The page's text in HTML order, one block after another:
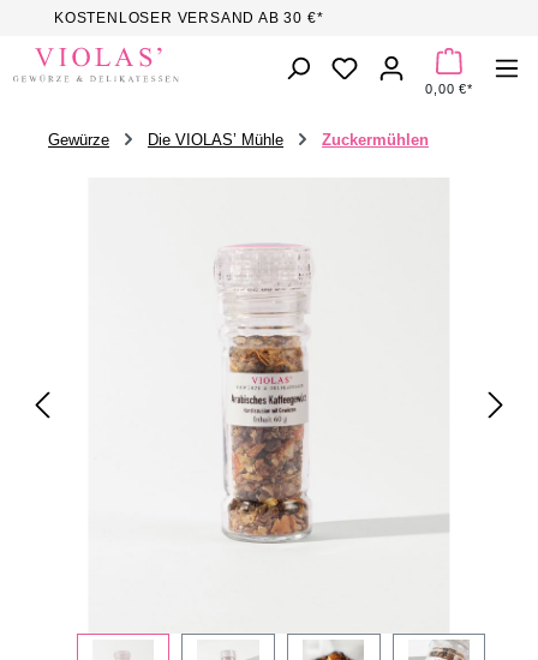
Zum Hauptinhalt springen
KOSTENLOSER VERSAND AB 30 €*
DU HAST 0
0,00 €*
Gewürze Die VIOLAS’ Mühle Zuckermühlen